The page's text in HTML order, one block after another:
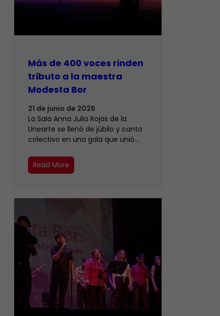
Más de 400 voces rinden
tributo a la maestra
Modesta Bor
21 de junio de 2026
​La Sala Anna Julia Rojas de la
Unearte se llenó de júbilo y canto
colectivo en una gala que unió…
Read More